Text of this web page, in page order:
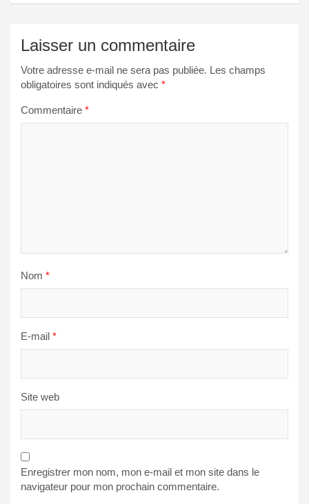
Laisser un commentaire
Votre adresse e-mail ne sera pas publiée. Les champs
obligatoires sont indiqués avec *
Commentaire *
Nom *
E-mail *
Site web
Enregistrer mon nom, mon e-mail et mon site dans le
navigateur pour mon prochain commentaire.